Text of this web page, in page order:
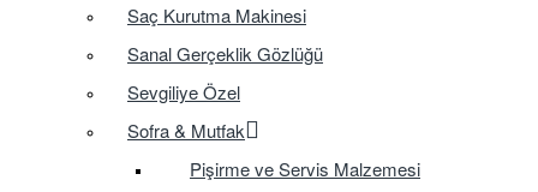
Saç Kurutma Makinesi
Sanal Gerçeklik Gözlüğü
Sevgiliye Özel
Sofra & Mutfak
Pişirme ve Servis Malzemesi